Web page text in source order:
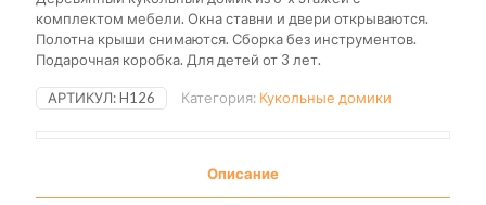
комплектом мебели. Окна ставни и двери открываются.
Полотна крыши снимаются. Сборка без инструментов.
Подарочная коробка. Для детей от 3 лет.
АРТИКУЛ:H126 Категория: Кукольные домики
Описание